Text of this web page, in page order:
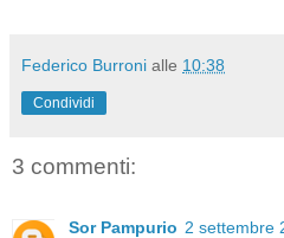
Federico Burroni alle 10:38
Condividi
3 commenti:
Sor Pampurio 2 settembre